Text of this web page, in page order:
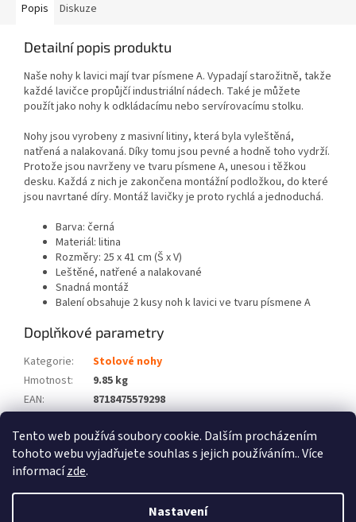
Tento web používá soubory cookie. Dalším procházením
tohoto webu vyjadřujete souhlas s jejich používáním.. Více
informacízde.
Nastavení
Popis Diskuze
Detailní popis produktu
Naše nohy k lavici mají tvar písmene A. Vypadají starožitně, takže
každé lavičce propůjčí industriální nádech. Také je můžete
použít jako nohy k odkládacímu nebo servírovacímu stolku.
Nohy jsou vyrobeny z masivní litiny, která byla vyleštěná,
natřená a nalakovaná. Díky tomu jsou pevné a hodně toho vydrží.
Protože jsou navrženy ve tvaru písmene A, unesou i těžkou
desku. Každá z nich je zakončena montážní podložkou, do které
jsou navrtané díry. Montáž lavičky je proto rychlá a jednoduchá.
Barva: černá
Materiál: litina
Rozměry: 25 x 41 cm (Š x V)
Leštěné, natřené a nalakované
Snadná montáž
Balení obsahuje 2 kusy noh k lavici ve tvaru písmene A
Doplňkové parametry
Kategorie:
Stolové nohy
Hmotnost:
9.85 kg
EAN:
8718475579298
Počet balíků: 1
Vytvořil Shoptet